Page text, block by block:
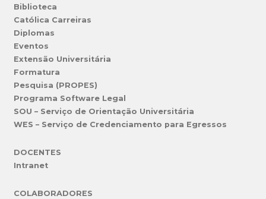
Biblioteca
Católica Carreiras
Diplomas
Eventos
Extensão Universitária
Formatura
Pesquisa (PROPES)
Programa Software Legal
SOU – Serviço de Orientação Universitária
WES – Serviço de Credenciamento para Egressos
DOCENTES
Intranet
COLABORADORES